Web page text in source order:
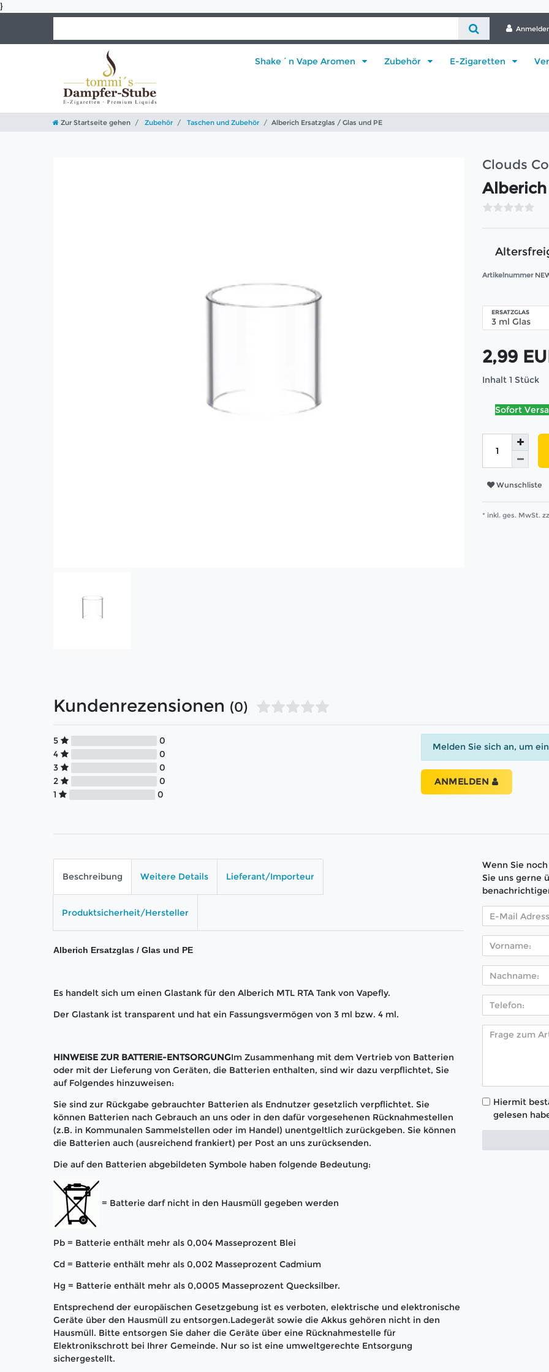
}
Shake´n Vape Aromen Zubehör E-Zigaretten
Zur Startseite gehen Zubehör Taschen und Zubehör Alberich Ersatzglas / Glas und PE
Clouds
Alberich
Artikelnummer
ERSATZGLAS
2,99
Inhalt 1 Stück
Sofort
Wunschliste
* inkl. ges. MwSt.
Kundenrezensionen (0)
5
0
4
0
3
0
2
0
1
0
Melden Sie sich an, um
ANMELDEN
Beschreibung Weitere Details Lieferant/Importeur
Produktsicherheit/Hersteller
Alberich Ersatzglas / Glas und PE
Es handelt sich um einen Glastank für den Alberich MTL RTA Tank von Vapefly.
Der Glastank ist transparent und hat ein Fassungsvermögen von 3 ml bzw. 4 ml.
HINWEISE ZUR BATTERIE-ENTSORGUNGIm Zusammenhang mit dem Vertrieb von Batterien
oder mit der Lieferung von Geräten, die Batterien enthalten, sind wir dazu verpflichtet, Sie
auf Folgendes hinzuweisen:
Sie sind zur Rückgabe gebrauchter Batterien als Endnutzer gesetzlich verpflichtet. Sie
können Batterien nach Gebrauch an uns oder in den dafür vorgesehenen Rücknahmestellen
(z.B. in Kommunalen Sammelstellen oder im Handel) unentgeltlich zurückgeben. Sie können
die Batterien auch (ausreichend frankiert) per Post an uns zurücksenden.
Die auf den Batterien abgebildeten Symbole haben folgende Bedeutung:
= Batterie darf nicht in den Hausmüll gegeben werden
Pb = Batterie enthält mehr als 0,004 Masseprozent Blei
Cd = Batterie enthält mehr als 0,002 Masseprozent Cadmium
Hg = Batterie enthält mehr als 0,0005 Masseprozent Quecksilber.
Entsprechend der europäischen Gesetzgebung ist es verboten, elektrische und elektronische
Geräte über den Hausmüll zu entsorgen.Ladegerät sowie die Akkus gehören nicht in den
Hausmüll. Bitte entsorgen Sie daher die Geräte über eine Rücknahmestelle für
Elektronikschrott bei Ihrer Gemeinde. Nur so ist eine umweltgerechte Entsorgung
sichergestellt.
Wenn Sie
Sie uns gerne
Hiermit
gelesen